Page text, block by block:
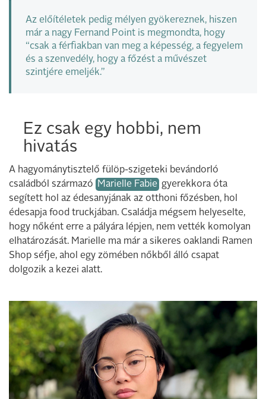
Az előítéletek pedig mélyen gyökereznek, hiszen
már a nagy Fernand Point is megmondta, hogy
“csak a férfiakban van meg a képesség, a fegyelem
és a szenvedély, hogy a főzést a művészet
szintjére emeljék.”
Ez csak egy hobbi, nem
hivatás
A hagyománytisztelő fülöp-szigeteki bevándorló
családból származó Marielle Fabie gyerekkora óta
segített hol az édesanyjának az otthoni főzésben, hol
édesapja food truckjában. Családja mégsem helyeselte,
hogy nőként erre a pályára lépjen, nem vették komolyan
elhatározását. Marielle ma már a sikeres oaklandi Ramen
Shop séfje, ahol egy zömében nőkből álló csapat
dolgozik a kezei alatt.